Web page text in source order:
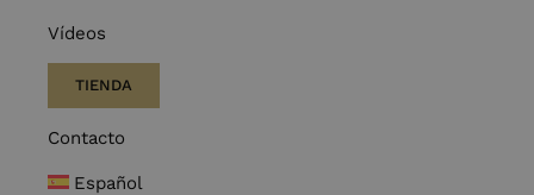
Vídeos
TIENDA
Contacto
Español